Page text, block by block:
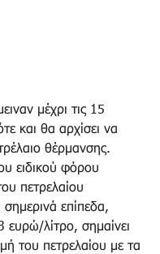
μέχρι τις 15
και θα αρχίσει να
θέρμανσης.
ειδικού φόρου
πετρελαίου
επίπεδα,
λίτρο, σημαίνει
του πετρελαίου με τα